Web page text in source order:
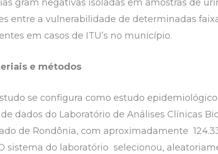
gram negativas isoladas em amostras de
entre a vulnerabilidade de determinadas
em casos de ITU’s no município.
e métodos
se configura como estudo
dados do Laboratório de Análises Clínicas
de Rondônia, com aproximadamente
sistema do laboratório selecionou,